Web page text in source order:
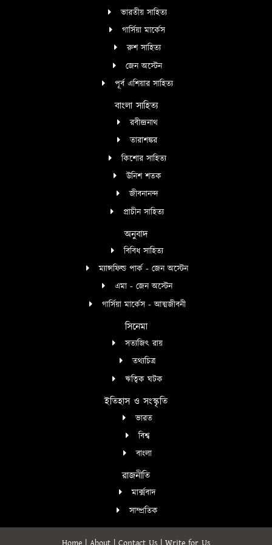
ভারতীয় সাহিত্য
গার্সিয়া মার্কেস
রুশ সাহিত্য
জেন অস্টেন
পূর্ব এশিয়ার সাহিত্য
বাংলা সাহিত্য
রবীন্দ্রনাথ
তারাশঙ্কর
কিশোর সাহিত্য
উনিশ শতক
জীবনানন্দ
প্রাচীন সাহিত্য
অনুবাদ
বিবিধ সাহিত্য
ম্যান্সফিল্ড পার্ক - জেন অস্টেন
এমা - জেন অস্টেন
গার্সিয়া মার্কেস - আত্মজীবনী
সিনেমা
সত্যজিৎ রায়
তথ্যচিত্র
ঋত্বিক ঘটক
ইতিহাস ও সংস্কৃতি
ভারত
বিশ্ব
বাংলা
রাজনীতি
মার্ক্সবাদ
সাম্প্রতিক